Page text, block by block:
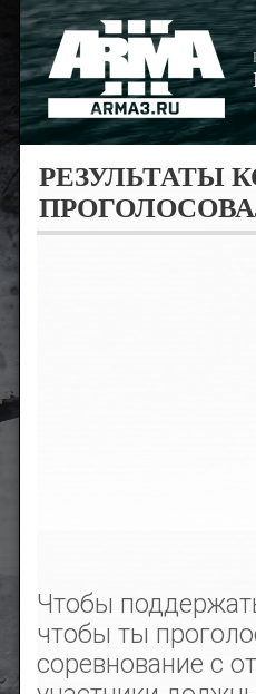
РЕЗУЛЬТАТЫ
Чтобы
чтобы ты
соревнование с